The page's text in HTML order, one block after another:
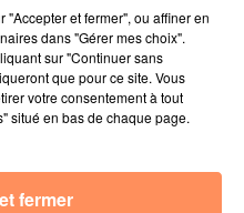
Vierge
et fermer", ou affiner en
dans "Gérer mes choix".
sur "Continuer sans
que pour ce site. Vous
votre consentement à tout
situé en bas de chaque page.
fermer